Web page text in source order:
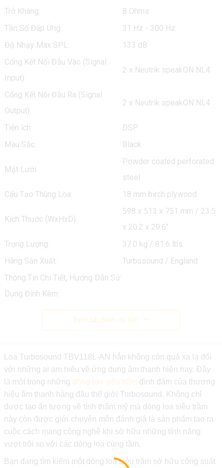
Trở Kháng:
8 Ohms
Tần Số Đáp Ứng:
31 Hz - 300 Hz
Độ Nhạy Max SPL:
133 dB
Cổng Kết Nối Đầu Vào (Signal
Input):
2 x Neutrik speakON NL4
Cổng Kết Nối Đầu Ra (Signal
Output):
2 x Neutrik speakON NL4
Tiện ích:
DSP
Màu Sắc:
Black
Mặt Lưới:
Powder coated perforated
steel
Cấu Tạo Thùng Loa:
18 mm birch plywood
Kích Thước (WxHxD):
598 x 513 x 751 mm / 23.5
x 20.2 x 29.6"
Trọng Lượng:
37.0 kg / 81.6 lbs
Hãng Sản Xuất:
Turbosound / England
Thông Tin Chi Tiết, Hướng Dẫn Sử
Dụng Đính Kèm:
Xem cấu hình chi tiết
Loa Turbosound TBV118L-AN hẳn không còn quá xa lạ đối
với những ai am hiểu về ứng dụng âm thanh hiện nay. Đây
là một trong những dòng loa siêu trầm đình đám của thương
hiệu âm thanh hàng đầu thế giới Turbosound. Không chỉ
được tạo ấn tượng về tính thẩm mỹ mà dòng loa siêu trầm
này còn được giới chuyên môn đánh giá là sản phẩm tạo ra
cuộc cách mạng công nghệ khi sở hữu những tính năng
vượt trội so với các dòng loa cùng tầm.
Bạn đang tìm kiếm một dòng loa siêu trầm sở hữu công suất